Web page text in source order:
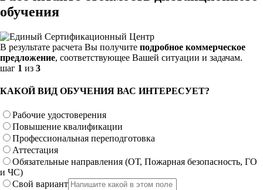
обучения
В результате расчета Вы получите подробное коммерческое
предложение, соответствующее Вашей ситуации и задачам.
шаг 1 из 3
КАКОЙ ВИД ОБУЧЕНИЯ ВАС ИНТЕРЕСУЕТ?
Рабочие удостоверения
Повышение квалификации
Профессиональная переподготовка
Аттестация
Обязательные направления (ОТ, Пожарная безопасность, ГО
и ЧС)
Свой вариант